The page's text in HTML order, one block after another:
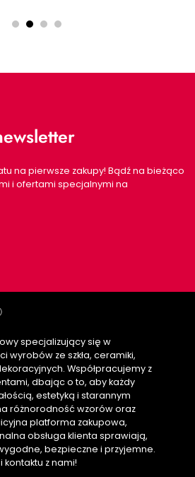
na pierwsze zakupy! Bądź na bieżąco
i ofertami specjalnymi na
specjalizujący się w
wyrobów ze szkła, ceramiki,
Współpracujemy z
dbając o to, aby każdy
estetyką i starannym
różnorodność wzorów oraz
platforma zakupowa,
obsługa klienta sprawiają,
bezpieczne i przyjemne.
z nami!